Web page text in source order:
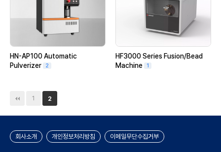
HN-AP100 Automatic
Pulverizer
2
HF3000 Series Fusion/Bead
Machine
1
1 2
회사소개 개인정보처리방침 이메일무단수집거부